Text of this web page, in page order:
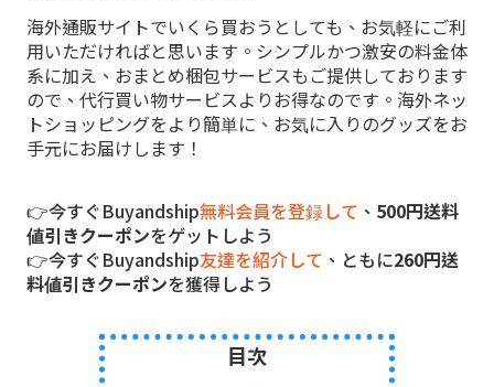
海外通販サイトでいくら買おうとしても、お気軽にご利
用いただければと思います。シンプルかつ激安の料金体
系に加え、おまとめ梱包サービスもご提供しております
ので、代行買い物サービスよりお得なのです。海外ネッ
トショッピングをより簡単に、お気に入りのグッズをお
手元にお届けします！
👉今すぐBuyandship無料会員を登録して 、 500円送料
値引きクーポンをゲットしよう
👉今すぐBuyandship友達を紹介して 、ともに260円送
料値引きクーポンを獲得しよう
目次